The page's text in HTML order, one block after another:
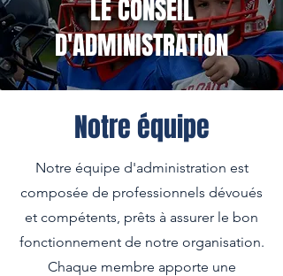
LE CONSEIL
D'ADMINISTRATION
Notre équipe
Notre équipe d'administration est
composée de professionnels dévoués
et compétents, prêts à assurer le bon
fonctionnement de notre organisation.
Chaque membre apporte une